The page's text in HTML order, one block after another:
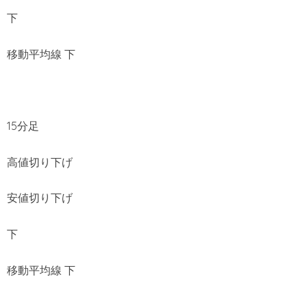
下
移動平均線 下
15分足
高値切り下げ
安値切り下げ
下
移動平均線 下